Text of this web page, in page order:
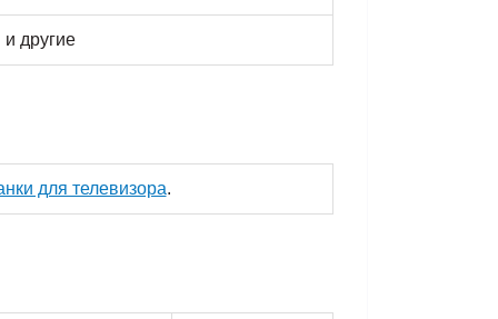
и другие
для телевизора.